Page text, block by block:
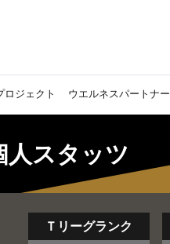
ロジェクト ウエルネスパートナー
スタッツ
Ｔリーグランク